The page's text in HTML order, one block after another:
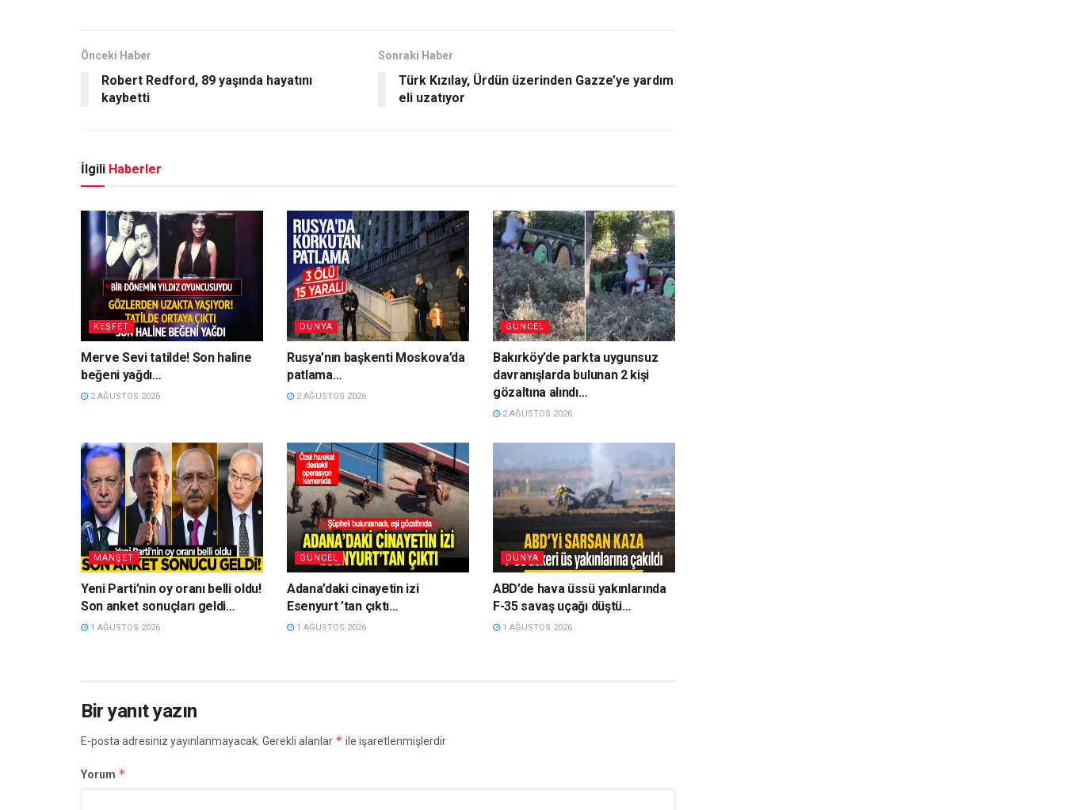
Önceki Haber
Robert Redford, 89 yaşında hayatını
kaybetti
Sonraki Haber
Türk Kızılay, Ürdün üzerinden Gazze’ye yardım
eli uzatıyor
İlgili Haberler
KEŞFET
Merve Sevi tatilde! Son haline
beğeni yağdı…
2 AĞUSTOS 2026
DÜNYA
Rusya’nın başkenti Moskova’da
patlama…
2 AĞUSTOS 2026
GÜNCEL
Bakırköy’de parkta uygunsuz
davranışlarda bulunan 2 kişi
gözaltına alındı…
2 AĞUSTOS 2026
MANŞET
Yeni Parti’nin oy oranı belli oldu!
Son anket sonuçları geldi…
1 AĞUSTOS 2026
GÜNCEL
Adana’daki cinayetin izi
Esenyurt ’tan çıktı…
1 AĞUSTOS 2026
DÜNYA
ABD’de hava üssü yakınlarında
F-35 savaş uçağı düştü…
1 AĞUSTOS 2026
Bir yanıt yazın
E-posta adresiniz yayınlanmayacak. Gerekli alanlar * ile işaretlenmişlerdir
Yorum *